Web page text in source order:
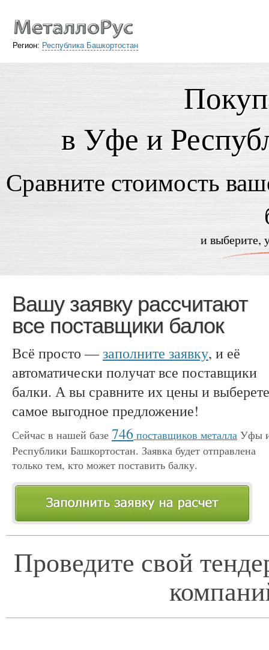
Регион: Республика Башкортостан
в Уфе и
Сравните стоимость
и выберите,
Вашу заявку рассчитают
все поставщики балок
Всё просто —заполните заявку, и её
автоматически получат все поставщики
балки. А вы сравните их цены и выберете
самое выгодное предложение!
Сейчас в нашей базе 746 поставщиков металла Уфы
Республики Башкортостан. Заявка будет отправлена
только тем, кто может поставить балку.
Проведите свой